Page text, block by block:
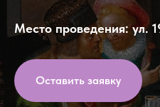
Место проведения: ул.
Оставить заявку